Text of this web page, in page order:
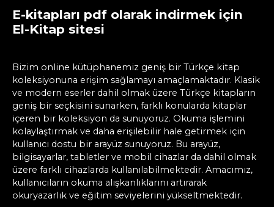
E-kitapları pdf olarak indirmek için
El-Kitap sitesi
Bizim online kütüphanemiz geniş bir Türkçe kitap
koleksiyonuna erişim sağlamayı amaçlamaktadır. Klasik
ve modern eserler dahil olmak üzere Türkçe kitapların
geniş bir seçkisini sunarken, farklı konularda kitaplar
içeren bir koleksiyon da sunuyoruz. Okuma işlemini
kolaylaştırmak ve daha erişilebilir hale getirmek için
kullanıcı dostu bir arayüz sunuyoruz. Bu arayüz,
bilgisayarlar, tabletler ve mobil cihazlar da dahil olmak
üzere farklı cihazlarda kullanılabilmektedir. Amacımız,
kullanıcıların okuma alışkanlıklarını artırarak
okuryazarlık ve eğitim seviyelerini yükseltmektedir.